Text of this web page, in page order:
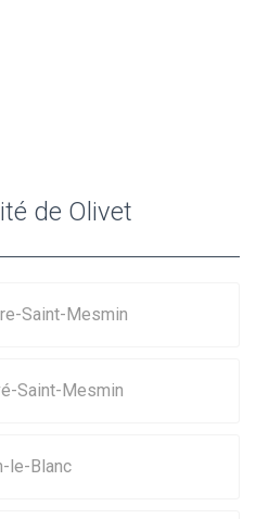
de Olivet
Saint-Mesmin
Saint-Mesmin
le-Blanc